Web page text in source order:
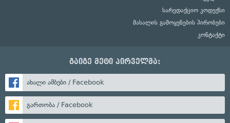
სარედაქციო კოდექსი
მასალის გამოყენების პირობები
კონტაქტი
გაიგე მეტი პირველმა:
ახალი ამბები / Facebook
გართობა / Facebook